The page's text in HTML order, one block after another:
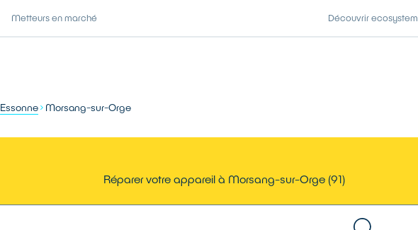
Metteurs en marché Découvrir ecosystem
Essonne Morsang-sur-Orge
Réparer votre appareil à Morsang-sur-Orge (91)